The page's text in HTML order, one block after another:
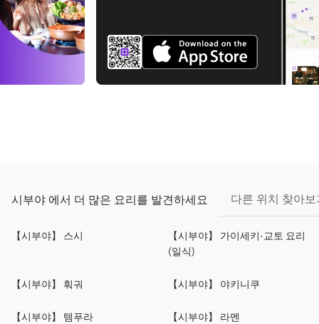
시부야 에서 더 많은 요리를 발견하세요 다른 위치 찾아보
【시부야】 스시
【시부야】 가이세키·교토 요리
(일식)
【시부야】 훠궈 【시부야】 야키니쿠
【시부야】 템푸라 【시부야】 라멘